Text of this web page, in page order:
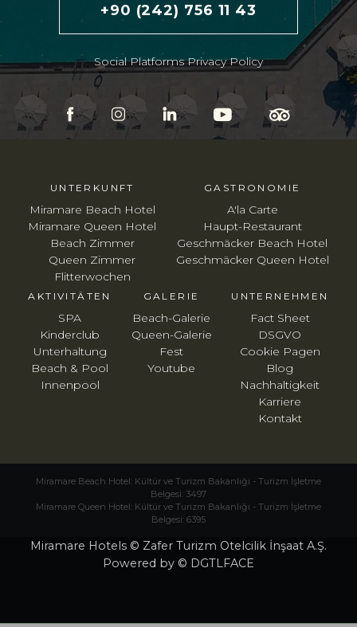
+90 (242) 756 11 43
UNTERKUNFT
Miramare Beach Hotel
Miramare Queen Hotel
Beach Zimmer
Queen Zimmer
Flitterwochen
GASTRONOMIE
A'la Carte
Haupt-Restaurant
Geschmäcker Beach Hotel
Geschmäcker Queen Hotel
AKTIVITÄTEN
SPA
Kinderclub
Unterhaltung
Beach & Pool
Innenpool
UNTERNEHMEN
Fact Sheet
DSGVO
Cookie Pagen
Blog
Nachhaltigkeit
Karriere
Kontakt
GALERIE
Beach-Galerie
Queen-Galerie
Fest
Youtube
Social Platforms Privacy Policy
Miramare Beach Hotel: Kültür ve Turizm Bakanlığı - Turizm İşletme
Belgesi: 3497
Miramare Queen Hotel: Kültür ve Turizm Bakanlığı - Turizm İşletme
Belgesi: 6395
Miramare Hotels © Zafer Turizm Otelcilik İnşaat A.Ş.
Powered by © DGTLFACE